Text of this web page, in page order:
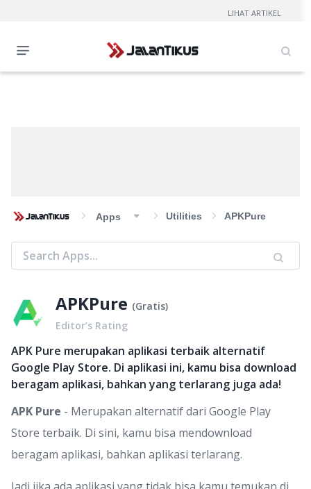
Apps Utilities APKPure
APKPure (Gratis)
Editor’s Rating
APK Pure merupakan aplikasi terbaik alternatif
Google Play Store. Di aplikasi ini, kamu bisa download
beragam aplikasi, bahkan yang terlarang juga ada!
APK Pure - Merupakan alternatif dari Google Play
Store terbaik. Di sini, kamu bisa mendownload
beragam aplikasi, bahkan aplikasi terlarang.
LIHAT ARTIKEL